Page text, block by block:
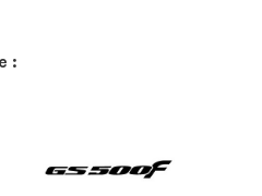
: